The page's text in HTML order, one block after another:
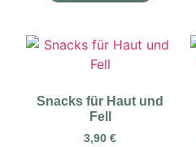
Snacks für Haut und
Fell
3,90€